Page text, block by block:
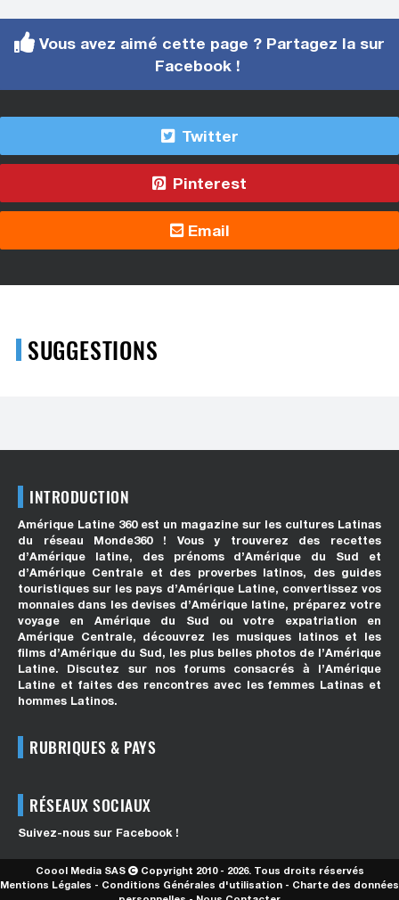
Vous avez aimé cette page ? Partagez la sur
Facebook !
Twitter
Pinterest
Email
SUGGESTIONS
INTRODUCTION
Amérique Latine 360 est un magazine sur les cultures Latinas
du réseau Monde360 ! Vous y trouverez des recettes
d’Amérique latine, des prénoms d’Amérique du Sud et
d’Amérique Centrale et des proverbes latinos, des guides
touristiques sur les pays d’Amérique Latine, convertissez vos
monnaies dans les devises d’Amérique latine, préparez votre
voyage en Amérique du Sud ou votre expatriation en
Amérique Centrale, découvrez les musiques latinos et les
films d’Amérique du Sud, les plus belles photos de l’Amérique
Latine. Discutez sur nos forums consacrés à l’Amérique
Latine et faites des rencontres avec les femmes Latinas et
hommes Latinos.
RUBRIQUES & PAYS
RÉSEAUX SOCIAUX
Suivez-nous sur Facebook !
Coool Media SAS
Copyright 2010 - 2026. Tous droits réservés
Mentions Légales - Conditions Générales d'utilisation - Charte des données